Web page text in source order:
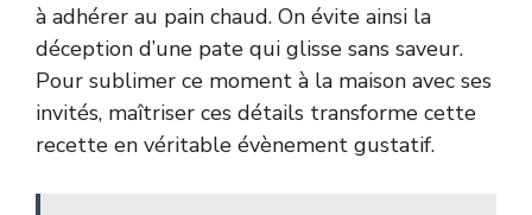
à adhérer au pain chaud. On évite ainsi la
déception d’une pate qui glisse sans saveur.
Pour sublimer ce moment à la maison avec ses
invités, maîtriser ces détails transforme cette
recette en véritable évènement gustatif.